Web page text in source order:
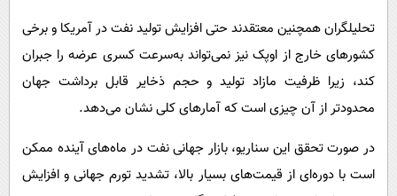
تحلیلگران همچنین معتقدند حتی افزایش تولید نفت در آمریکا و برخی
کشورهای خارج از اوپک نیز نمی‌تواند به‌سرعت کسری عرضه را جبران
کند، زیرا ظرفیت مازاد تولید و حجم ذخایر قابل برداشت جهان
محدودتر از آن چیزی است که آمارهای کلی نشان می‌دهد.
در صورت تحقق این سناریو، بازار جهانی نفت در ماه‌های آینده ممکن
است با دوره‌ای از قیمت‌های بسیار بالا، تشدید تورم جهانی و افزایش